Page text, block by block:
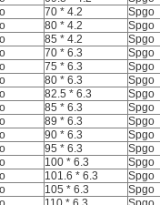
70 * 4.2 Spgo
80 * 4.2 Spgo
85 * 4.2 Spgo
70 * 6.3 Spgo
75 * 6.3 Spgo
80 * 6.3 Spgo
82.5 * 6.3 Spgo
85 * 6.3 Spgo
89 * 6.3 Spgo
90 * 6.3 Spgo
95 * 6.3 Spgo
100 * 6.3 Spgo
101.6 * 6.3 Spgo
105 * 6.3 Spgo